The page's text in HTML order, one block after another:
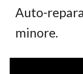
Auto-
minore.